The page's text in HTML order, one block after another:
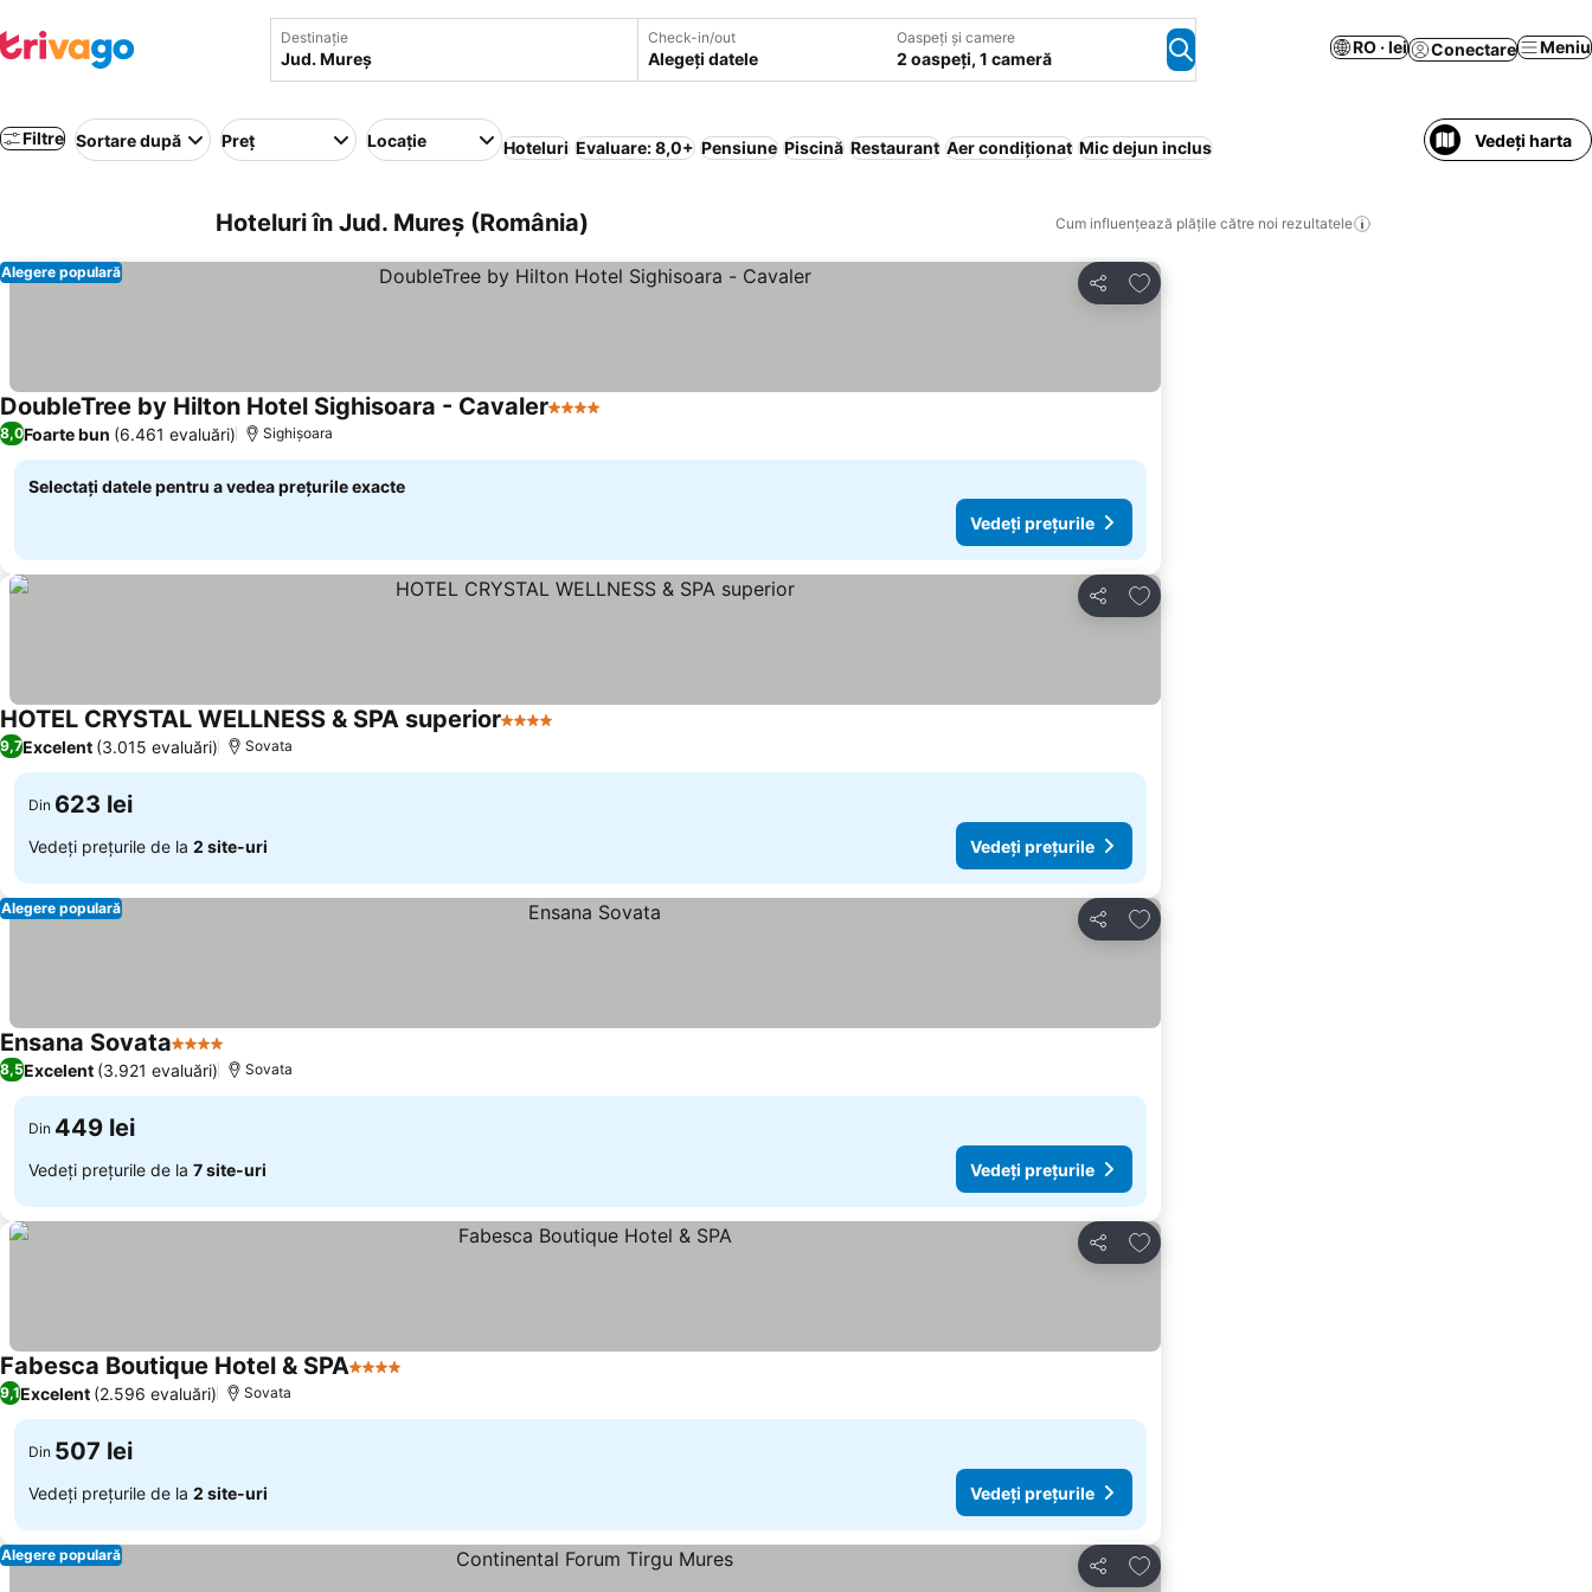
Destinație Check-in/out
Alegeți datele
Oaspeți și camere
2 oaspeți, 1 cameră
RO · lei Conectare Meniu
Filtre Sortare după Preț Locație Hoteluri Evaluare: 8,0+ Pensiune Piscină Restaurant Aer condiționat Mic dejun inclus Vedeți harta
Hoteluri în Jud. Mureș (România) Cum influențează plățile către noi rezultatele
Distribuiți
Adăugaţi la favorite
Alegere populară
DoubleTree by Hilton Hotel Sighisoara - Cavaler4 Stele
8,0Foarte bun (6.461 evaluări) Sighișoara
Selectați datele pentru a vedea prețurile exacte
Vedeți prețurile
Distribuiți
Adăugaţi la favorite
HOTEL CRYSTAL WELLNESS & SPA superior4 Stele
9,7Excelent (3.015 evaluări) Sovata
Din 623 lei
Vedeți prețurile de la 2 site-uri Vedeți prețurile
Distribuiți
Adăugaţi la favorite
Alegere populară
Ensana Sovata4 Stele
8,5Excelent (3.921 evaluări) Sovata
Din 449 lei
Vedeți prețurile de la 7 site-uri Vedeți prețurile
Distribuiți
Adăugaţi la favorite
Fabesca Boutique Hotel & SPA4 Stele
9,1Excelent (2.596 evaluări) Sovata
Din 507 lei
Vedeți prețurile de la 2 site-uri Vedeți prețurile
Distribuiți
Adăugaţi la favorite
Alegere populară